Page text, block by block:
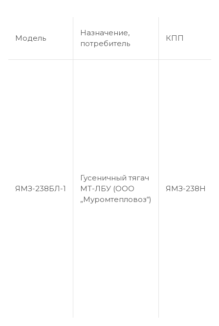
Модель
Назначение,
потребитель
КПП
ЯМЗ-238БЛ-1
Гусеничный тягач
МТ-ЛБУ (ООО
„Муромтепловоз“)
ЯМЗ-238Н